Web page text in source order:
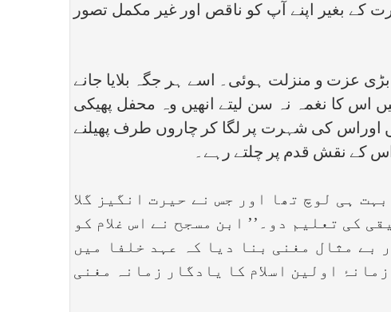
کے بغیر اپنے آپ کو ناقص اور غیر مکمل تصور
عزت و منزلت ہوئی۔ اسے ہر جگہ بلایا جانے
کا نغمہ نہ سن لیتے انھیں وہ محفل پھیکی
کی شہرت پر لگا کر چاروں طرف پھیلنے
کے نقش قدم پر چلتے رہے۔
ہی لوچ تھا اور جس نے حیرت انگیز گلا
کی تعلیم دو۔’’ ابن مسجح نے اس غلام کو
بے مثال مغنی بنا دیا کہ عہد خلفا میں
اولین اسلام کا یادگار زمانہ مغنی